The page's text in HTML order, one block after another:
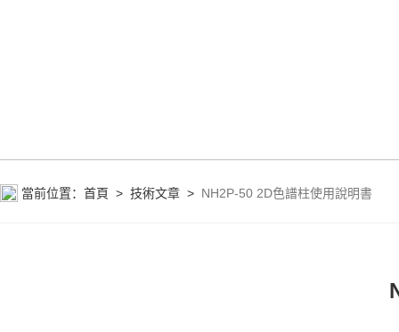
當前位置： 首頁 > 技術文章 > NH2P-50 2D色譜柱使用說明書